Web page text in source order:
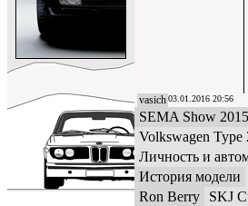
vasich03.01.2016 20:56
SEMA Show 2015
Volkswagen Type
Личность и
История модели
Ron Berry
SKJ